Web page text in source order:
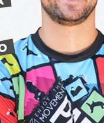
zlato v
mladé mažoretky z
Varaždinu
Za nejcennějším